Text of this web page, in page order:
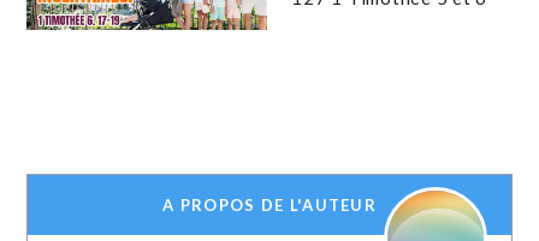
A PROPOS DE L'AUTEUR